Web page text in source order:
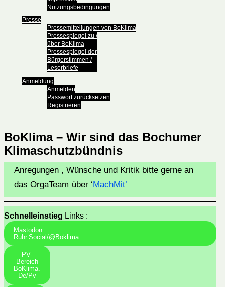
Nutzungsbedingungen
Presse
Pressemitteilungen von BoKlima
Pressespiegel zu /
über BoKlima
Pressespiegel der
Bürgerstimmen /
Leserbriefe
Anmeldung
Anmelden
Passwort zurücksetzen
Registrieren
BoKlima – Wir sind das Bochumer
Klimaschutzbündnis
Anregungen , Wünsche und Kritik bitte gerne an
das OrgaTeam über ‘MachMit’
Schnelleinstieg Links :
Mastodon:
Ruhr.social/@boklima
PV-
Bereich
BoKlima.
De/pv